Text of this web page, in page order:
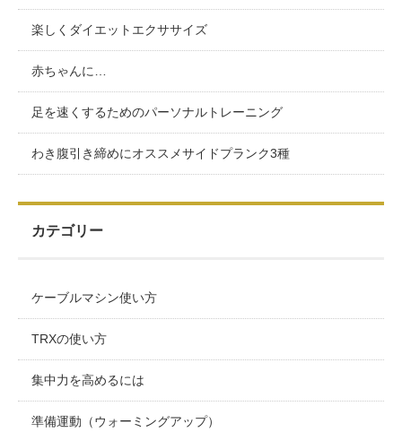
楽しくダイエットエクササイズ
赤ちゃんに…
足を速くするためのパーソナルトレーニング
わき腹引き締めにオススメサイドプランク3種
カテゴリー
ケーブルマシン使い方
TRXの使い方
集中力を高めるには
準備運動（ウォーミングアップ）